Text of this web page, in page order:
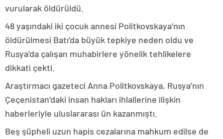
vurularak öldürüldü.
48 yaşındaki iki çocuk annesi Politkovskaya’nın
öldürülmesi Batı’da büyük tepkiye neden oldu ve
Rusya’da çalışan muhabirlere yönelik tehlikelere
dikkati çekti.
Araştırmacı gazeteci Anna Politkovskaya, Rusya’nın
Çeçenistan’daki insan hakları ihlallerine ilişkin
haberleriyle uluslararası ün kazanmıştı.
Beş şüpheli uzun hapis cezalarına mahkum edilse de